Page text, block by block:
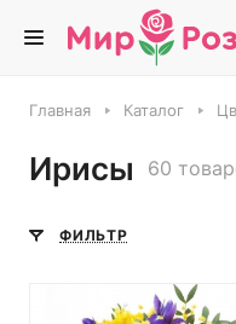
Главная Каталог
Ирисы 60
ФИЛЬТР